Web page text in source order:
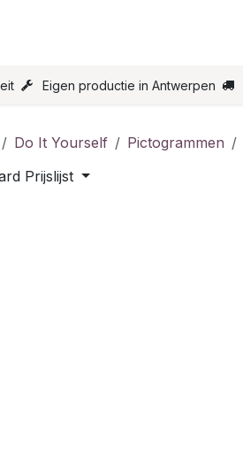
Eigen productie in Antwerpen
Do It Yourself Pictogrammen
Prijslijst